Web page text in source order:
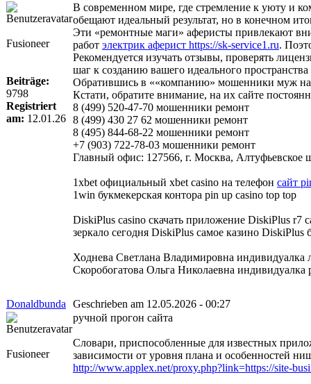
Fusioneer
Beiträge:
9798
Registriert
am: 12.01.26
В современном мире, где стремление к уюту и
обещают идеальный результат, но в конечном
Эти «ремонтные маги» аферисты привлекают
работ электрик аферист https://sk-service1.ru.
Рекомендуется изучать отзывы, проверять
шаг к созданию вашего идеального
Обратившись в ««компанию» мошенники муж на
Кстати, обратите внимание, на их сайте
8 (499) 520-47-70 мошенники ремонт
8 (499) 430 27 62 мошенники ремонт
8 (495) 844-68-22 мошенники ремонт
+7 (903) 722-78-03 мошенники ремонт
Главный офис: 127566, г. Москва, Алтуфьевское
1xbet официальный xbet casino на телефон сайт
1win букмекерская контора pin up casino top top
DiskiPlus casino скачать приложение DiskiPlus r7
зеркало сегодня DiskiPlus самое казино
Ходнева Светлана Владимировна индивидуалка
Скоробогатова Ольга Николаевна индивидуалка
Donaldbunda Geschrieben am 12.05.2026 - 00:27
Fusioneer
ручной прогон сайта
Словари, приспособленные для известных
зависимости от уровня плана и особенностей
http://www.applex.net/proxy.php?link=https://site-